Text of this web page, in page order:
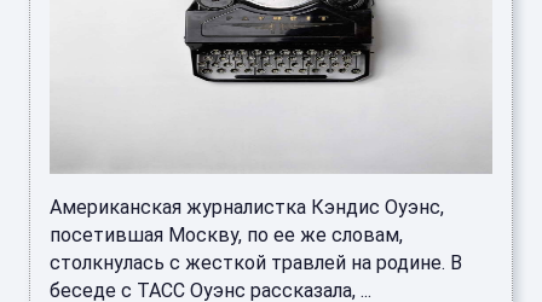
Американская журналистка Кэндис Оуэнс,
посетившая Москву, по ее же словам,
столкнулась с жесткой травлей на родине. В
беседе с ТАСС Оуэнс рассказала, ...